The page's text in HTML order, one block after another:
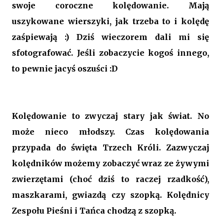
swoje coroczne kolędowanie. Mają
uszykowane wierszyki, jak trzeba to i kolędę
zaśpiewają :) Dziś wieczorem dali mi się
sfotografować. Jeśli zobaczycie kogoś innego,
to pewnie jacyś oszuści :D
Kolędowanie to zwyczaj stary jak świat. No
może nieco młodszy. Czas kolędowania
przypada do święta Trzech Króli. Zazwyczaj
kolędników możemy zobaczyć wraz ze żywymi
zwierzętami (choć dziś to raczej rzadkość),
maszkarami, gwiazdą czy szopką. Kolędnicy
Zespołu Pieśni i Tańca chodzą z szopką.